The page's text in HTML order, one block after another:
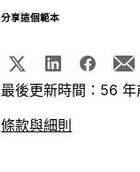
分享這個範本
最後更新時間：56 年
條款與細則